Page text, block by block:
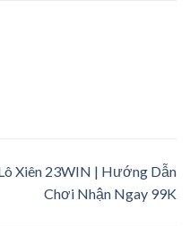
Xiên 23WIN | Hướng Dẫn
Chơi Nhận Ngay 99K